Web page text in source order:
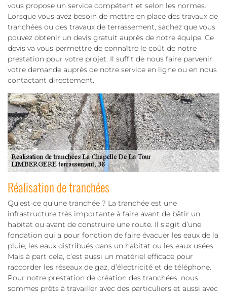
vous propose un service compétent et selon les normes.
Lorsque vous avez besoin de mettre en place des travaux de
tranchées ou des travaux de terrassement, sachez que vous
pouvez obtenir un devis gratuit auprès de notre équipe. Ce
devis va vous permettre de connaître le coût de notre
prestation pour votre projet. Il suffit de nous faire parvenir
votre demande auprès de notre service en ligne ou en nous
contactant directement.
Réalisation de tranchées
Qu’est-ce qu’une tranchée ? La tranchée est une
infrastructure très importante à faire avant de bâtir un
habitat ou avant de construire une route. Il s’agit d’une
fondation qui a pour fonction de faire évacuer les eaux de la
pluie, les eaux distribués dans un habitat ou les eaux usées.
Mais à part cela, c’est aussi un matériel efficace pour
raccorder les réseaux de gaz, d’électricité et de téléphone.
Pour notre prestation de création des tranchées, nous
sommes prêts à travailler avec des particuliers et aussi avec